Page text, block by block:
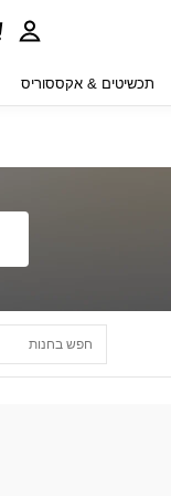
תכשיטים & אקססוריס